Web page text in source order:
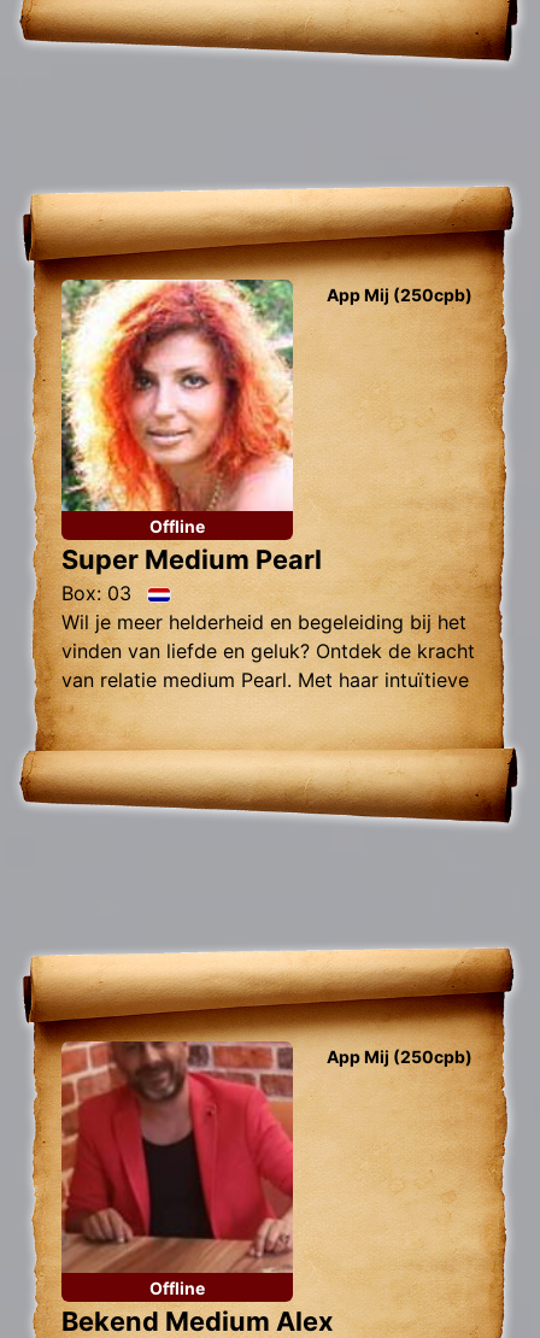
Offline
App Mij (250cpb)
Super Medium Pearl
Box: 03
Wil je meer helderheid en begeleiding bij het
vinden van liefde en geluk? Ontdek de kracht
van relatie medium Pearl. Met haar intuïtieve
vermogens en nauwkeurige inzichten kan
Pearl je helpen bij het begrijpen van je
huidige situatie.
Offline
App Mij (250cpb)
Bekend Medium Alex